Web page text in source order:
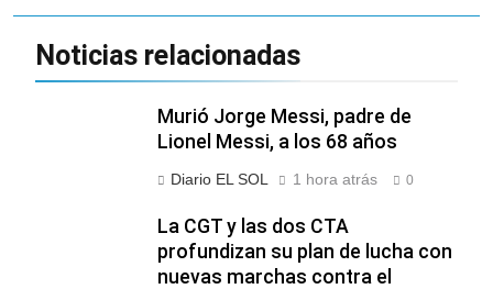
Noticias relacionadas
Murió Jorge Messi, padre de
Lionel Messi, a los 68 años
Diario EL SOL 1 hora atrás 0
La CGT y las dos CTA
profundizan su plan de lucha con
nuevas marchas contra el